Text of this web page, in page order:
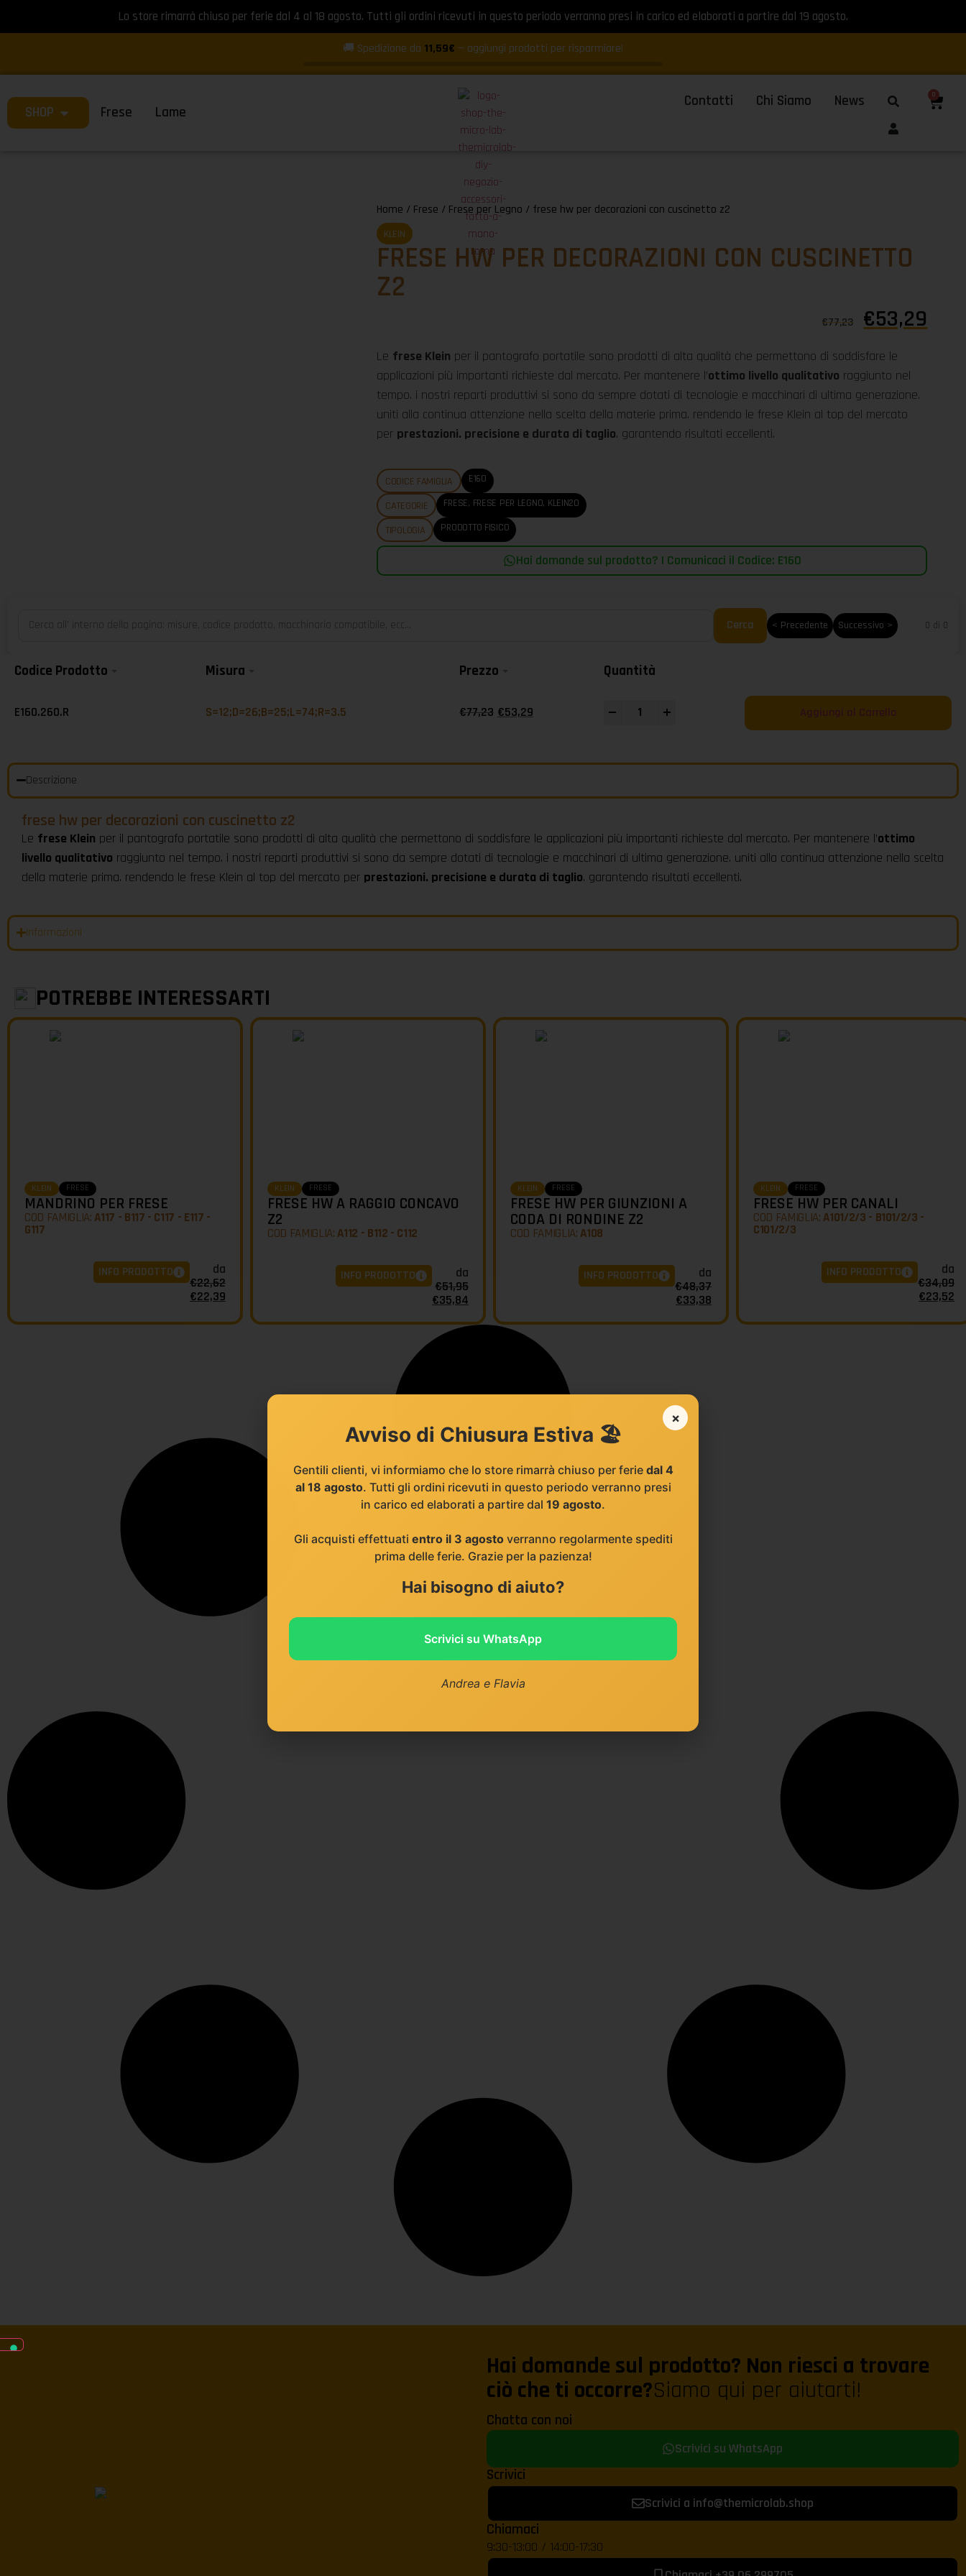
Lo store rimarrà chiuso per ferie dal 4 al 18 agosto. Tutti gli ordini ricevuti in questo periodo verranno presi in carico ed elaborati a partire dal 19 agosto.
🚚 Spedizione da 11,59€ — aggiungi prodotti per risparmiare!
SHOP Frese Lame
Contatti Chi Siamo News 0
Home / Frese / Frese per Legno / frese hw per decorazioni con cuscinetto z2
KLEIN
FRESE HW PER DECORAZIONI CON CUSCINETTO
Z2
€77,23 €53,29
Le frese Klein per il pantografo portatile sono prodotti di alta qualità che permettono di soddisfare le
applicazioni più importanti richieste dal mercato. Per mantenere l’ottimo livello qualitativo raggiunto nel
tempo. i nostri reparti produttivi si sono da sempre dotati di tecnologie e macchinari di ultima generazione.
uniti alla continua attenzione nella scelta della materie prima. rendendo le frese Klein al top del mercato
per prestazioni. precisione e durata di taglio. garantendo risultati eccellenti.
CODICE FAMIGLIA E160
CATEGORIE FRESE, FRESE PER LEGNO, KLEIN20
TIPOLOGIA PRODOTTO FISICO
Hai domande sul prodotto? | Comunicaci il Codice: E160
Cerca < Precedente Successivo > 0 di 0
Codice Prodotto Misura Prezzo Quantità
E160.260.R S=12;D=26;B=25;L=74;R=3.5 €77,23 €53,29 Aggiungi al Carrello
Descrizione
frese hw per decorazioni con cuscinetto z2
Le frese Klein per il pantografo portatile sono prodotti di alta qualità che permettono di soddisfare le applicazioni più importanti richieste dal mercato. Per mantenere l’ottimo
livello qualitativo raggiunto nel tempo. i nostri reparti produttivi si sono da sempre dotati di tecnologie e macchinari di ultima generazione. uniti alla continua attenzione nella scelta
della materie prima. rendendo le frese Klein al top del mercato per prestazioni. precisione e durata di taglio. garantendo risultati eccellenti.
Informazioni
POTREBBE INTERESSARTI
KLEIN FRESE
MANDRINO PER FRESE
COD FAMIGLIA:A117 - B117 - C117 - E117 -
G117
da
€22,62
€22,39
INFO PRODOTTO
KLEIN FRESE
FRESE HW A RAGGIO CONCAVO
Z2
COD FAMIGLIA:A112 - B112 - C112
da
€51,95
€35,84
INFO PRODOTTO
KLEIN FRESE
FRESE HW PER GIUNZIONI A
CODA DI RONDINE Z2
COD FAMIGLIA:A108
da
€48,37
€33,38
INFO PRODOTTO
KLEIN FRESE
FRESE HW PER CANALI
COD FAMIGLIA:A101/2/3 - B101/2/3 -
C101/2/3
da
€34,09
€23,52
INFO PRODOTTO
Hai domande sul prodotto? Non riesci a trovare
ciò che ti occorre?Siamo qui per aiutarti!
Chatta con noi
Scrivici su WhatsApp
Scrivici
Scrivici a info@themicrolab.shop
Chiamaci
9:30-13:00 / 14:00-17:30
×
Avviso di Chiusura Estiva 🏖️
Gentili clienti, vi informiamo che lo store rimarrà chiuso per ferie dal 4
al 18 agosto. Tutti gli ordini ricevuti in questo periodo verranno presi
in carico ed elaborati a partire dal 19 agosto.
Gli acquisti effettuati entro il 3 agostoverranno regolarmente spediti
prima delle ferie. Grazie per la pazienza!
Hai bisogno di aiuto?
Scrivici su WhatsApp
Andrea e Flavia